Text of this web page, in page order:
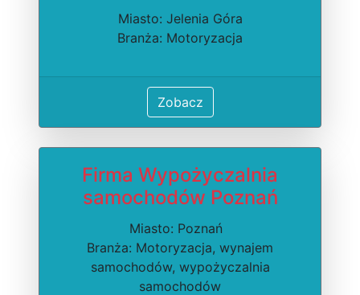
Miasto: Jelenia Góra
Branża: Motoryzacja
Zobacz
Firma Wypożyczalnia
samochodów Poznań
Miasto: Poznań
Branża: Motoryzacja, wynajem
samochodów, wypożyczalnia
samochodów